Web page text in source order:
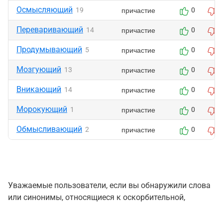
Осмысляющий 19 причастие 0
Переваривающий 14 причастие 0
Продумывающий 5 причастие 0
Мозгующий 13 причастие 0
Вникающий 14 причастие 0
Морокующий 1 причастие 0
Обмысливающий 2 причастие 0
Уважаемые пользователи, если вы обнаружили слова
или синонимы, относящиеся к оскорбительной,